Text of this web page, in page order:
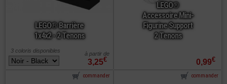
LEGO® Barrière
1x4x2 - 2 Tenons
3,25€
à partir de
3 coloris disponibles
LEGO®
Accessoire Mini-
Figurine Support
2 Tenons
0,99€
commander commander